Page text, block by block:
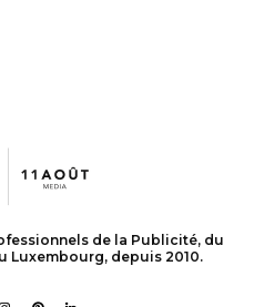
de la Publicité, du
Luxembourg, depuis 2010.